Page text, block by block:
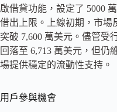
啟借貸功能，設定了 5000
借出上限。上線初期，市場
突破 7,600 萬美元。儘管受
回落至 6,713 萬美元，但仍
場提供穩定的流動性支持。
用戶參與機會